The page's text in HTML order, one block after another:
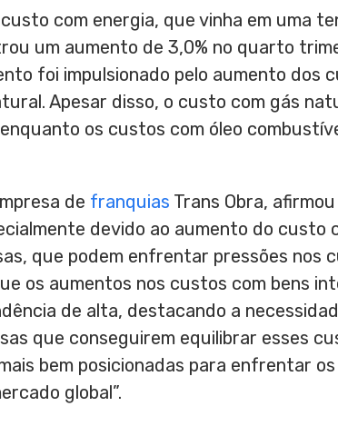
com energia, que vinha em uma
um aumento de 3,0% no quarto
foi impulsionado pelo aumento dos
Apesar disso, o custo com gás
os custos com óleo
de franquias Trans Obra,
devido ao aumento do custo
que podem enfrentar pressões nos
os aumentos nos custos com bens
de alta, destacando a
que conseguirem equilibrar esses
bem posicionadas para enfrentar
global”.